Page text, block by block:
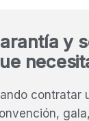
y
contratar